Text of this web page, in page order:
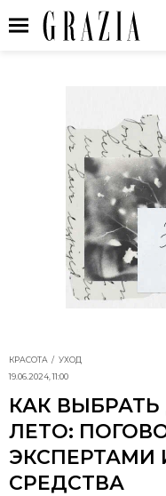
КРАСОТА
УХОД
19.06.2024, 11:00
КАК
ЛЕТО:
ЭКСПЕРТАМИ
СРЕДСТВА